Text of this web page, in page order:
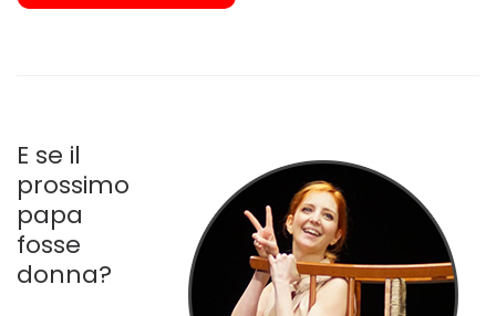
E se il
prossimo
papa
fosse
donna?